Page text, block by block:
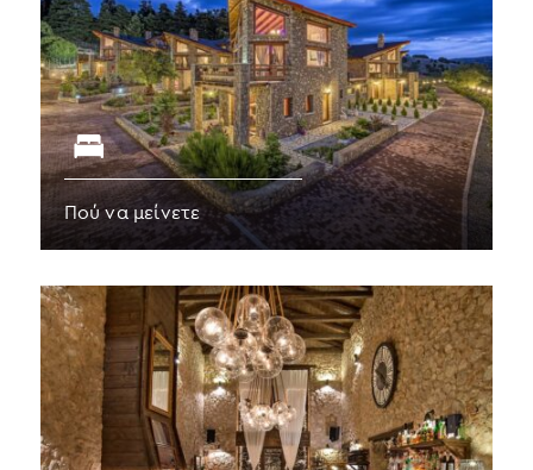
Πού να μείνετε